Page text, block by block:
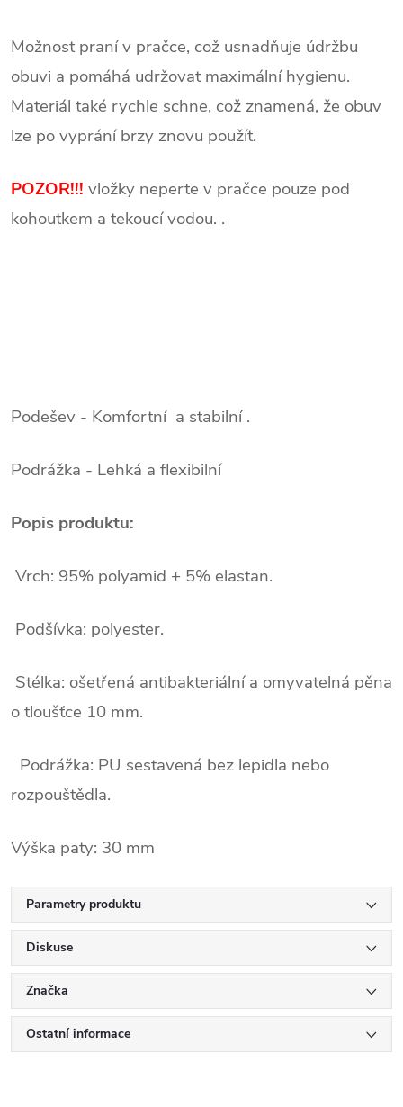
Možnost praní v pračce, což usnadňuje údržbu
obuvi a pomáhá udržovat maximální hygienu.
Materiál také rychle schne, což znamená, že obuv
lze po vyprání brzy znovu použít.
POZOR!!! vložky neperte v pračce pouze pod
kohoutkem a tekoucí vodou. .
Podešev - Komfortní a stabilní .
Podrážka - Lehká a flexibilní
Popis produktu:
Vrch: 95% polyamid + 5% elastan.
Podšívka: polyester.
Stélka: ošetřená antibakteriální a omyvatelná pěna
o tloušťce 10 mm.
Podrážka: PU sestavená bez lepidla nebo
rozpouštědla.
Výška paty: 30 mm
Parametry produktu
Diskuse
Značka
Ostatní informace